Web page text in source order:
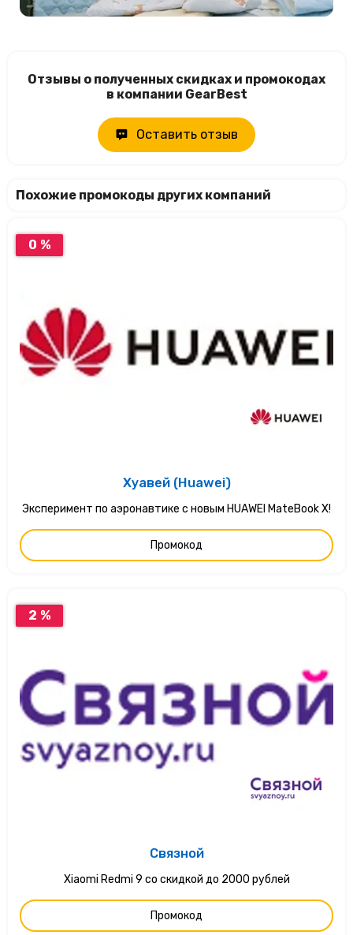
Отзывы о полученных скидках и промокодах
в компании GearBest
Оставить отзыв
Похожие промокоды других компаний
0 %
Хуавей (Huawei)
Эксперимент по аэронавтике с новым HUAWEI MateBook X!
Промокод
2 %
Связной
Xiaomi Redmi 9 со скидкой до 2000 рублей
Промокод